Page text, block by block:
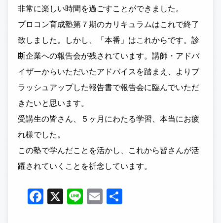
非常に楽しい時間を過ごすことができました。
プロコン育成塾第７期のカリキュラムはこれで終了
致しました。しかし、「本番」はこれからです。診
断企業への報告会が残されています。講師・アドバ
イザーからいただいたアドバイスを踏まえ、よりブ
ラッシュアップした報告書で報告会に臨んでいただ
きたいと思います。
受講生の皆さん、５ヶ月にわたる学習、本当にお疲
れ様でした。
この塾で学んだことを活かし、これから皆さんが活
躍されていくことを祈念しています。
Facebook
X LineEmail